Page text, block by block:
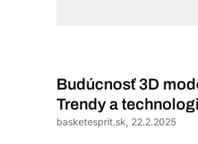
Budúcnosť 3D
Trendy a
basketesprit.sk, 22.2.2025